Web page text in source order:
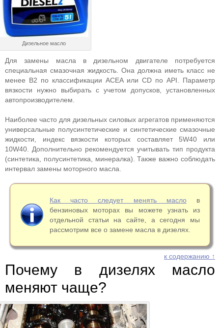
Дизельное масло
Для замены масла в дизельном двигателе потребуется
специальная смазочная жидкость. Она должна иметь класс не
менее B2 по классификации АСЕА или CD по API. Параметр
вязкости нужно выбирать с учетом допусков, установленных
автопроизводителем.
Наиболее часто для дизельных силовых агрегатов применяются
универсальные полусинтетические и синтетические смазочные
жидкости, индекс вязкости которых составляет 5W40 или
10W40. Дополнительно рекомендуется учитывать тип продукта
(синтетика, полусинтетика, минералка). Также важно соблюдать
интервал замены моторного масла.
Как часто следует менять маслов
бензиновых моторах вы можете узнать из
отдельной статьи на сайте, а сегодня мы
рассмотрим все о замене масла в дизелях.
к содержанию ↑
Почему в дизелях масло
меняют чаще?